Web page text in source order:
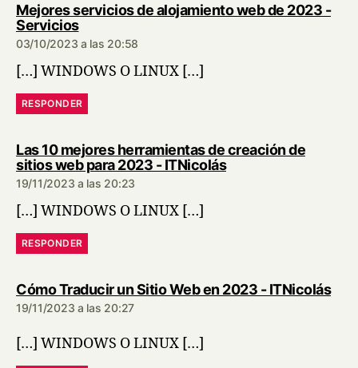
Mejores servicios de alojamiento web de 2023 -
Serviciosdice:
03/10/2023 a las 20:58
[…] WINDOWS O LINUX […]
RESPONDER
Las 10 mejores herramientas de creación de
sitios web para 2023 - ITNicolásdice:
19/11/2023 a las 20:23
[…] WINDOWS O LINUX […]
RESPONDER
Cómo Traducir un Sitio Web en 2023 - ITNicolás
19/11/2023 a las 20:27
[…] WINDOWS O LINUX […]